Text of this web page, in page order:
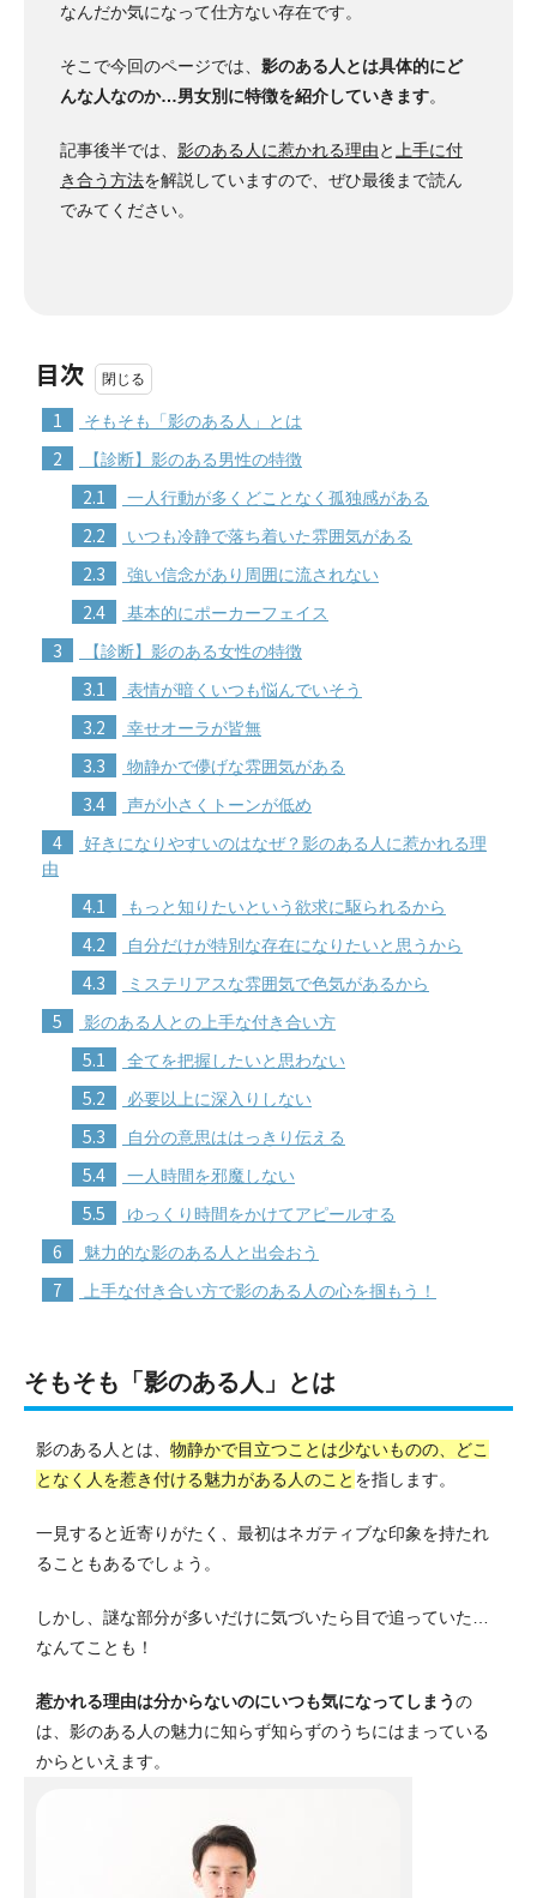
なんだか気になって仕方ない存在です。
そこで今回のページでは、 影のある人とは具体的にど
んな人なのか…男女別に特徴を紹介していきます。
記事後半では、 影のある人に惹かれる理由と
上手に付
き合う方法を解説していますので、ぜひ最後まで読ん
でみてください。
目次
1 そもそも「影のある人」とは
2 【診断】影のある男性の特徴
2.1 一人行動が多くどことなく孤独感がある
2.2 いつも冷静で落ち着いた雰囲気がある
2.3 強い信念があり周囲に流されない
2.4 基本的にポーカーフェイス
3 【診断】影のある女性の特徴
3.1 表情が暗くいつも悩んでいそう
3.2 幸せオーラが皆無
3.3 物静かで儚げな雰囲気がある
3.4 声が小さくトーンが低め
4
好きになりやすいのはなぜ？影のある人に惹かれる理
由
4.1 もっと知りたいという欲求に駆られるから
4.2 自分だけが特別な存在になりたいと思うから
4.3 ミステリアスな雰囲気で色気があるから
5 影のある人との上手な付き合い方
5.1 全てを把握したいと思わない
5.2 必要以上に深入りしない
5.3 自分の意思ははっきり伝える
5.4 一人時間を邪魔しない
5.5 ゆっくり時間をかけてアピールする
6 魅力的な影のある人と出会おう
7 上手な付き合い方で影のある人の心を掴もう！
そもそも「影のある人」とは
影のある人とは、 物静かで目立つことは少ないものの、どこ
となく人を惹き付ける魅力がある人のこと を指します。
一見すると近寄りがたく、最初はネガティブな印象を持たれ
ることもあるでしょう。
しかし、謎な部分が多いだけに気づいたら目で追っていた…
なんてことも！
惹かれる理由は分からないのにいつも気になってしまうの
は、影のある人の魅力に知らず知らずのうちにはまっている
からといえます。